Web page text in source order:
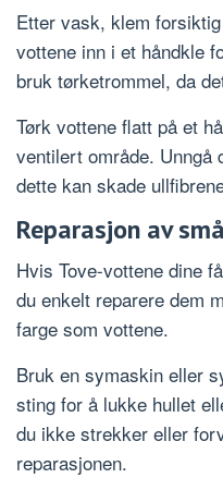
Etter vask, klem
vottene inn i et håndkle
bruk tørketrommel, da
Tørk vottene flatt på et
ventilert område.
dette kan skade
Reparasjon av
Hvis Tove-vottene dine
du enkelt reparere dem
farge som vottene.
Bruk en symaskin eller
sting for å lukke hullet
du ikke strekker eller
reparasjonen.